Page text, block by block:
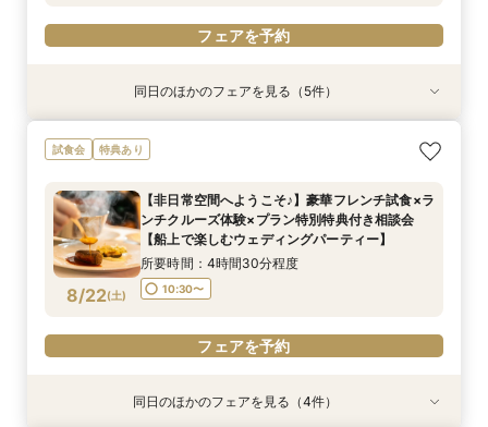
フェアを予約
特典あり
8/21(金)
【非日常空間へようこそ♪】豪華フレンチ試食×ラ
ンチクルーズ体験×プラン特別特典付き相談会
所要時間：4時間30分程度
10:30〜
フェアを予約
8/21(金)
【少人数での結婚式にオススメ！】じっくりご見
学×アットホームパーティー相談フェア
9:00〜
10:30〜
15:00〜
フェアを予約
8/21(金)
【★平日限定★】ゆったり船内見学＆ウェディン
グクルーズ相談会
10:30〜 14:00〜
フェアを予約
8/21(金)
【＃海が見える】船上フォトウェディングが熱
い！フォト相談会
9:00〜 10:30〜
フェアを予約
8/21(金)
【オンライン相談会】お手軽３Dウォークでご見
学♪運命の会場がここに・・★
10:30〜 13:00〜
フェアを予約
同日のほかのフェアを見る（5件）
試食会 特典あり
8/22(土)
【非日常空間へようこそ♪】豪華フレンチ試食×ラ
ンチクルーズ体験×プラン特別特典付き相談会
【船上で楽しむウェディングパーティー】
所要時間：4時間30分程度
10:30〜
フェアを予約
特典あり同日のほかのフェアを見る（4件）